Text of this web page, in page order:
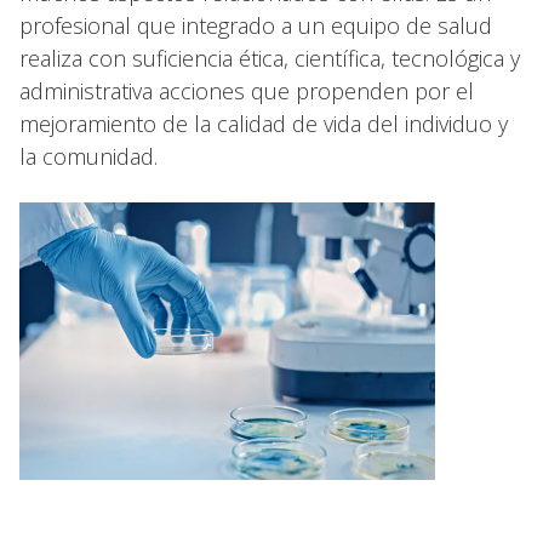
profesional que integrado a un equipo de salud
realiza con suficiencia ética, científica, tecnológica y
administrativa acciones que propenden por el
mejoramiento de la calidad de vida del individuo y
la comunidad.